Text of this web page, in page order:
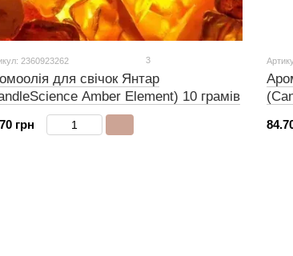
2360923262 3
для свічок Янтар
Amber Element) 10 грамів
грн